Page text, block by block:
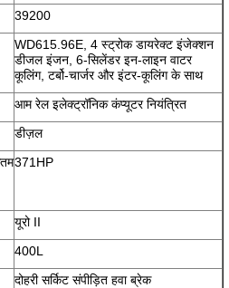
39200
WD615.96E, 4 स्ट्रोक डायरेक्ट इंजेक्शन
डीजल इंजन, 6-सिलेंडर इन-लाइन वाटर
कूलिंग, टर्बो-चार्जर और इंटर-कूलिंग के साथ
आम रेल इलेक्ट्रॉनिक कंप्यूटर नियंत्रित
डीज़ल
371HP
यूरो II
400L
दोहरी सर्किट संपीड़ित हवा ब्रेक